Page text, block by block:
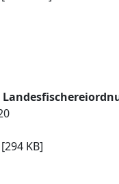
KB]